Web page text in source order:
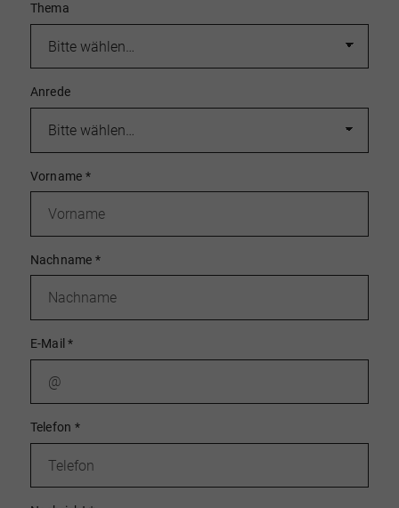
Thema
Anrede
Vorname *
Nachname *
E-Mail*
Telefon *